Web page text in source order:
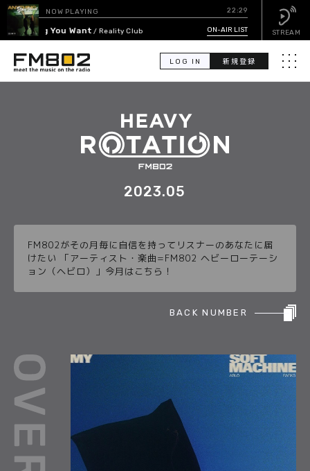
LOG IN 新規登録 メニ
索
GUEST CALENDAR
EVENT CALENDAR
HEAVY ROTATION
DJ
FAQ
NOW PLAYING 22:29
You Want/ Reality Club ON-AIR LIST STREAM
2023.05
FM802がその月毎に自信を持ってリスナーのあなたに届
けたい 「アーティスト・楽曲=FM802 ヘビーローテーシ
ョン（ヘビロ）」今月はこちら！
BACK NUMBER